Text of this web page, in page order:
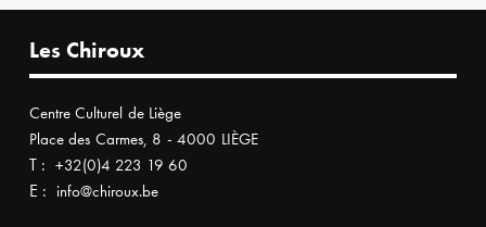
Les Chiroux
Centre Culturel de Liège
Place des Carmes, 8 - 4000 LIÈGE
T : +32(0)4 223 19 60
E : info@chiroux.be